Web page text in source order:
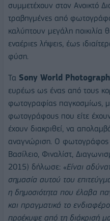
συμμετέχουν στον Ανοικτό
τραβηγμένες από
καλύπτουν μεγάλη ποικιλία
εναέριες λήψεις, έως
φύση.
Τα Sony World
ευρέως ως ένας από τους
φωτογραφίας παγκοσμίως,
φωτογράφους που είτε
έχουν διακριθεί, να
αναγνώριση. Ο
Βασίλειο, Φιναλίστ,
2015) δήλωσε: «Είναι
σημασία αυτού του
η δημοσιότητα που έλαβα
και πραγματικά το
προέκυψε από τη διάκρισή